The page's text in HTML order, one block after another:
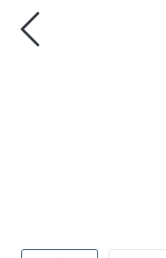
VANNRENSESYSTEM